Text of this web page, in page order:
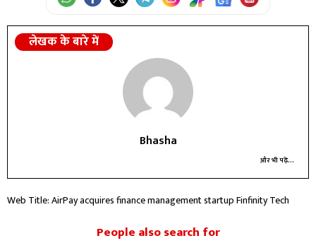
लेखक के बारे में
Bhasha
और भी पढ़ें...
Web Title: AirPay acquires finance management startup Finfinity Tech
People also search for